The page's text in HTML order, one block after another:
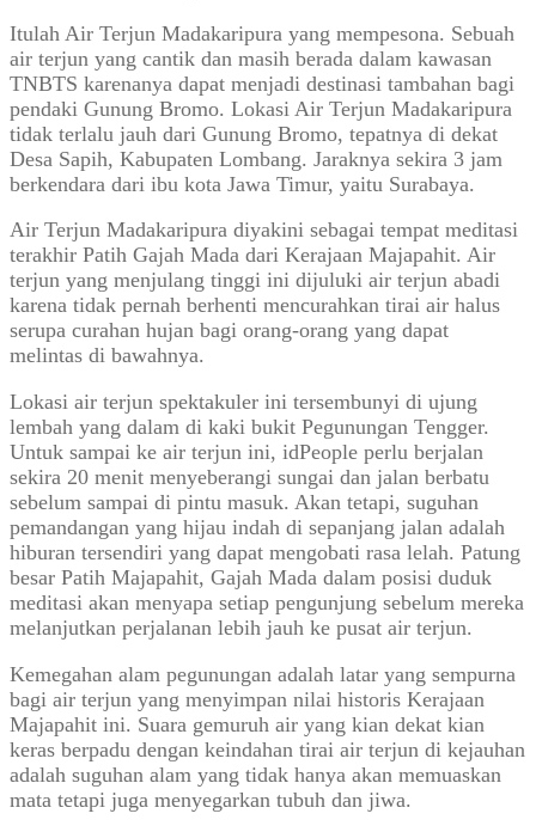
Itulah Air Terjun Madakaripura yang mempesona. Sebuah
air terjun yang cantik dan masih berada dalam kawasan
TNBTS karenanya dapat menjadi destinasi tambahan bagi
pendaki Gunung Bromo. Lokasi Air Terjun Madakaripura
tidak terlalu jauh dari Gunung Bromo, tepatnya di dekat
Desa Sapih, Kabupaten Lombang. Jaraknya sekira 3 jam
berkendara dari ibu kota Jawa Timur, yaitu Surabaya.
Air Terjun Madakaripura diyakini sebagai tempat meditasi
terakhir Patih Gajah Mada dari Kerajaan Majapahit. Air
terjun yang menjulang tinggi ini dijuluki air terjun abadi
karena tidak pernah berhenti mencurahkan tirai air halus
serupa curahan hujan bagi orang-orang yang dapat
melintas di bawahnya.
Lokasi air terjun spektakuler ini tersembunyi di ujung
lembah yang dalam di kaki bukit Pegunungan Tengger.
Untuk sampai ke air terjun ini, idPeople perlu berjalan
sekira 20 menit menyeberangi sungai dan jalan berbatu
sebelum sampai di pintu masuk. Akan tetapi, suguhan
pemandangan yang hijau indah di sepanjang jalan adalah
hiburan tersendiri yang dapat mengobati rasa lelah. Patung
besar Patih Majapahit, Gajah Mada dalam posisi duduk
meditasi akan menyapa setiap pengunjung sebelum mereka
melanjutkan perjalanan lebih jauh ke pusat air terjun.
Kemegahan alam pegunungan adalah latar yang sempurna
bagi air terjun yang menyimpan nilai historis Kerajaan
Majapahit ini. Suara gemuruh air yang kian dekat kian
keras berpadu dengan keindahan tirai air terjun di kejauhan
adalah suguhan alam yang tidak hanya akan memuaskan
mata tetapi juga menyegarkan tubuh dan jiwa.